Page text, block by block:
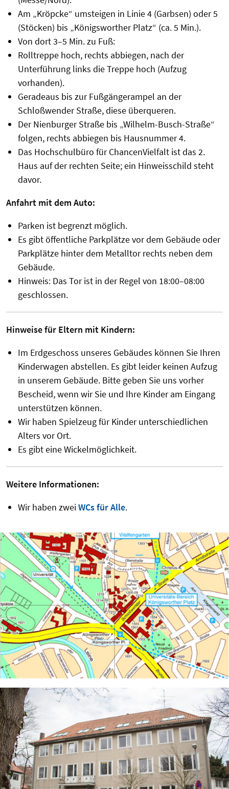
Am „Kröpcke“ umsteigen in Linie 4 (Garbsen) oder 5
(Stöcken) bis „Königsworther Platz“ (ca. 5 Min.).
Von dort 3–5 Min. zu Fuß:
Rolltreppe hoch, rechts abbiegen, nach der
Unterführung links die Treppe hoch (Aufzug
vorhanden).
Geradeaus bis zur Fußgängerampel an der
Schloßwender Straße, diese überqueren.
Der Nienburger Straße bis „Wilhelm-Busch-Straße“
folgen, rechts abbiegen bis Hausnummer 4.
Das Hochschulbüro für ChancenVielfalt ist das 2.
Haus auf der rechten Seite; ein Hinweisschild steht
davor.
Anfahrt mit dem Auto:
Parken ist begrenzt möglich.
Es gibt öffentliche Parkplätze vor dem Gebäude oder
Parkplätze hinter dem Metalltor rechts neben dem
Gebäude.
Hinweis: Das Tor ist in der Regel von 18:00–08:00
geschlossen.
Hinweise für Eltern mit Kindern:
Im Erdgeschoss unseres Gebäudes können Sie Ihren
Kinderwagen abstellen. Es gibt leider keinen Aufzug
in unserem Gebäude. Bitte geben Sie uns vorher
Bescheid, wenn wir Sie und Ihre Kinder am Eingang
unterstützen können.
Wir haben Spielzeug für Kinder unterschiedlichen
Alters vor Ort.
Es gibt eine Wickelmöglichkeit.
Weitere Informationen:
Wir haben zweiWCs für Alle.